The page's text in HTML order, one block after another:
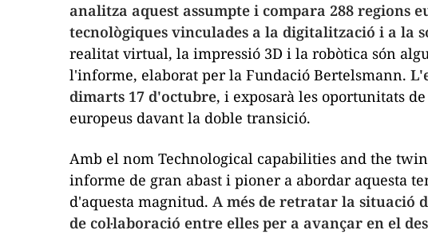
analitza aquest assumpte i compara 288 regions
tecnològiques vinculades a la digitalització i a la
realitat virtual, la impressió 3D i la robòtica són
l'informe, elaborat per la Fundació Bertelsmann.
dimarts 17 d'octubre, i exposarà les oportunitats
europeus davant la doble transició.
Amb el nom Technological capabilities and the
informe de gran abast i pioner a abordar aquesta
d'aquesta magnitud. A més de retratar la situació
de col·laboració entre elles per a avançar en el